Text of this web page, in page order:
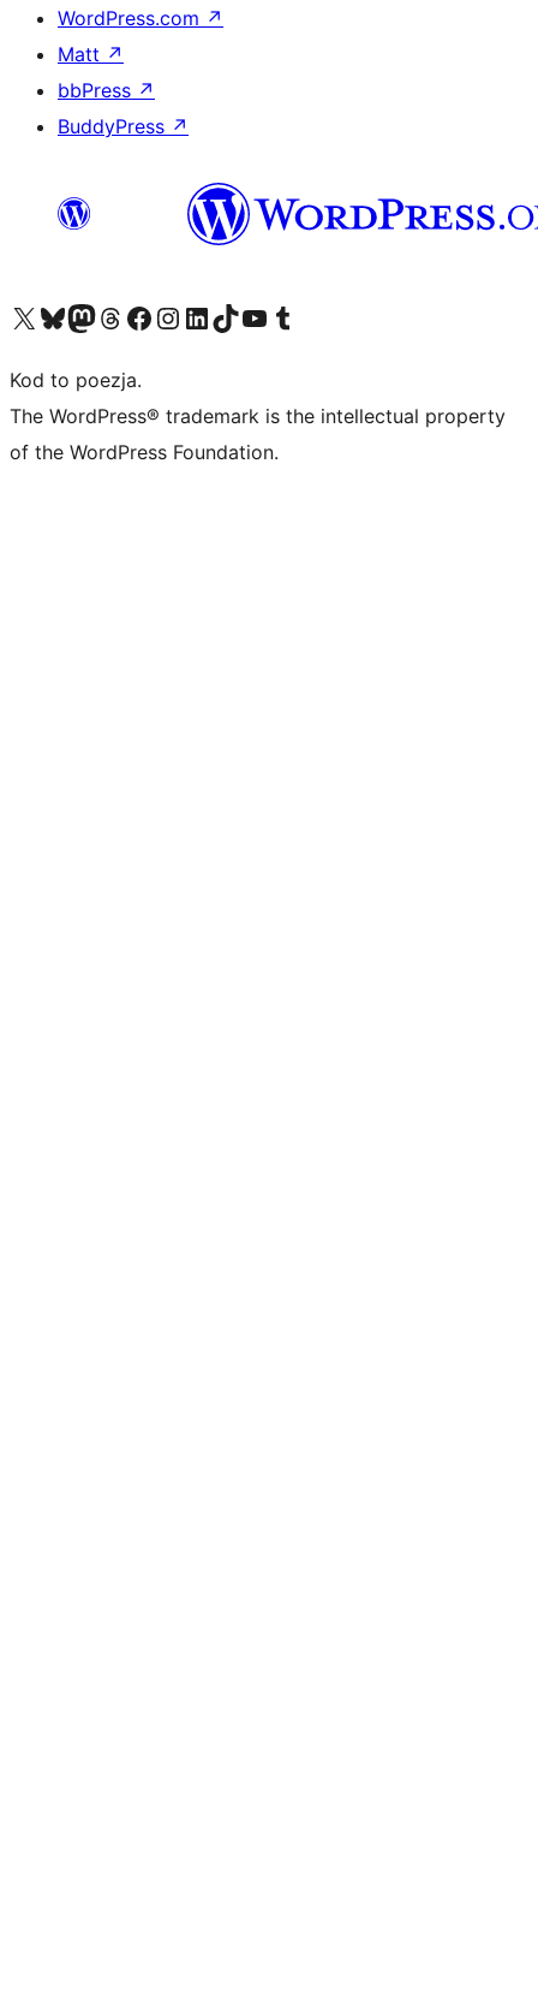
WordPress.com ↗
Matt ↗
bbPress ↗
BuddyPress ↗
Odwiedź nasze konto X (dawniej Twitter)
Odwiedź nasze konto Bluesky
Odwiedź nasze konto na Mastodoncie
Odwiedź naszego Threadsa
Odwiedź naszego Facebooka
Odwiedź nasze konto na Instagramie
Odwiedź nasze konto na LinkedIn
Odwiedź naszego TikToka
Odwiedź nasz kanał YouTube
Odwiedź naszego Tumblra
Kod to poezja.
The WordPress® trademark is the intellectual property
of the WordPress Foundation.